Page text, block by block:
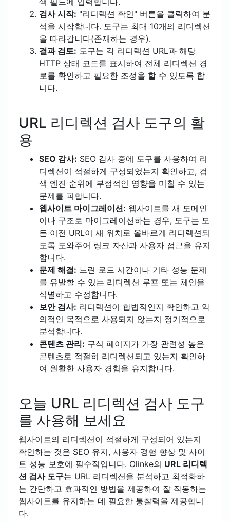
검사 시작: "리디렉션 확인" 버튼을 클릭하여 분
석을 시작합니다. 도구는 최대 10개의 리디렉션
을 따라갑니다(존재하는 경우).
결과 검토: 도구는 각 리디렉션 URL과 해당
HTTP 상태 코드를 표시하여 전체 리디렉션 경
로를 확인하고 필요한 조정을 할 수 있도록 합
니다.
URL 리디렉션 검사 도구의 활
용
SEO 감사: SEO 감사 중에 도구를 사용하여 리
디렉션이 적절하게 구성되었는지 확인하고, 검
색 엔진 순위에 부정적인 영향을 미칠 수 있는
문제를 피합니다.
웹사이트 마이그레이션: 웹사이트를 새 도메인
이나 구조로 마이그레이션하는 경우, 도구는 모
든 이전 URL이 새 위치로 올바르게 리디렉션되
도록 도와주어 링크 자산과 사용자 접근을 유지
합니다.
문제 해결: 느린 로드 시간이나 기타 성능 문제
를 유발할 수 있는 리디렉션 루프 또는 체인을
식별하고 수정합니다.
보안 검사: 리디렉션이 합법적인지 확인하고 악
의적인 목적으로 사용되지 않는지 정기적으로
분석합니다.
콘텐츠 관리: 구식 페이지가 가장 관련성 높은
콘텐츠로 적절히 리디렉션되고 있는지 확인하
여 원활한 사용자 경험을 유지합니다.
오늘 URL 리디렉션 검사 도구
를 사용해 보세요
웹사이트의 리디렉션이 적절하게 구성되어 있는지
확인하는 것은 SEO 유지, 사용자 경험 향상 및 사이
트 성능 보호에 필수적입니다. Olinke의 URL 리디렉
션 검사 도구는 URL 리디렉션을 분석하고 최적화하
는 간단하고 효과적인 방법을 제공하여 잘 작동하는
웹사이트를 유지하는 데 필요한 통찰력을 제공합니
다.